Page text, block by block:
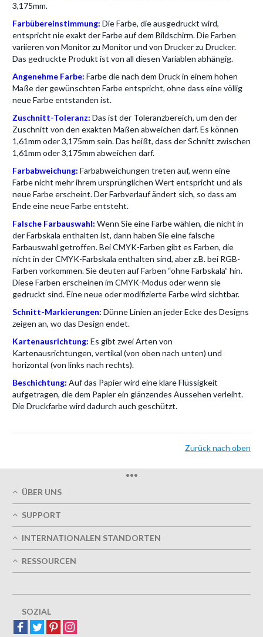
3,175mm.
Farbübereinstimmung: Die Farbe, die ausgedruckt wird,
entspricht nie exakt der Farbe auf dem Bildschirm. Die Farben
variieren von Monitor zu Monitor und von Drucker zu Drucker.
Das gedruckte Produkt ist von all diesen Variablen abhängig.
Angenehme Farbe: Farbe die nach dem Druck in einem hohen
Maße der gewünschten Farbe entspricht, ohne dass eine völlig
neue Farbe entstanden ist.
Zuschnitt-Toleranz: Das ist der Toleranzbereich, um den der
Zuschnitt von den exakten Maßen abweichen darf. Es können
1,61mm oder 3,175mm sein. Das heißt, dass der Schnitt zwischen
1,61mm oder 3,175mm abweichen darf.
Farbabweichung: Farbabweichungen treten auf, wenn eine
Farbe nicht mehr ihrem ursprünglichen Wert entspricht und als
neue Farbe erscheint. Der Farbverlauf ändert sich, so dass am
Ende eine neue Farbe entsteht.
Falsche Farbauswahl: Wenn Sie eine Farbe wählen, die nicht in
der Farbskala enthalten ist, dann haben Sie eine falsche
Farbauswahl getroffen. Bei CMYK-Farben gibt es Farben, die
nicht in der CMYK-Farbskala enthalten sind, aber z.B. bei RGB-
Farben vorkommen. Sie deuten auf Farben “ohne Farbskala” hin.
Diese Farben erscheinen im CMYK-Modus oder wenn sie
gedruckt sind. Eine neue oder modifizierte Farbe wird sichtbar.
Schnitt-Markierungen: Dünne Linien an jeder Ecke des Designs
zeigen an, wo das Design endet.
Kartenausrichtung: Es gibt zwei Arten von
Kartenausrichtungen, vertikal (von oben nach unten) und
horizontal (von links nach rechts).
Beschichtung: Auf das Papier wird eine klare Flüssigkeit
aufgetragen, die dem Papier ein glänzendes Aussehen verleiht.
Die Druckfarbe wird dadurch auch geschützt.
Zurück nach oben
•••
ÜBER UNS
Termingerechte Lieferung
Grün
Impressum
Nutzungsbedingungen
SUPPORT
FAQs
Kontaktieren Sie uns
INTERNATIONALEN STANDORTEN
Großbritannien
Belgien
Spanien
Europa
RESSOURCEN
SOZIAL